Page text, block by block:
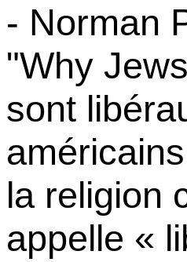
- Norman
"Why Jews
sont
américains
la religion
appelle «